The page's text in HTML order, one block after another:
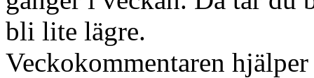
bli lite lägre.
Veckokommentaren